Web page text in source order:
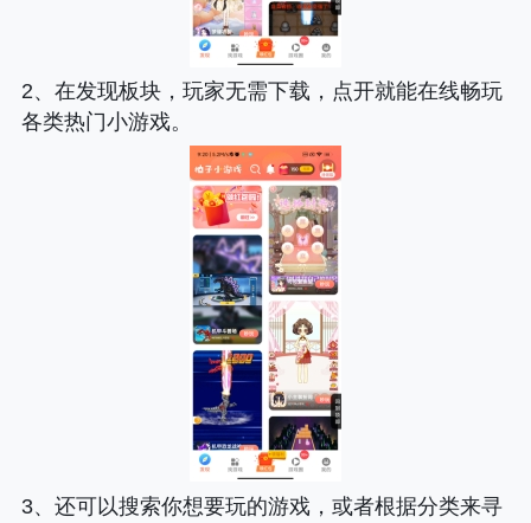
2、在发现板块，玩家无需下载，点开就能在线畅玩
各类热门小游戏。
3、还可以搜索你想要玩的游戏，或者根据分类来寻